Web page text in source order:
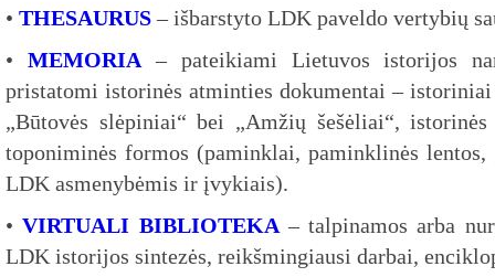
• THESAURUS– išbarstyto LDK paveldo vertybių
• MEMORIA– pateikiami Lietuvos istorijos
pristatomi istorinės atminties dokumentai –
„Būtovės slėpiniai“ bei „Amžių šešėliai“,
toponiminės formos (paminklai, paminklinės
LDK asmenybėmis ir įvykiais).
•VIRTUALI BIBLIOTEKA– talpinamos arba
LDK istorijos sintezės, reikšmingiausi darbai,